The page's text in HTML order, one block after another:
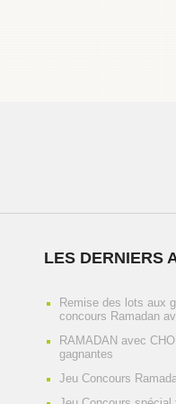
LES DERNIERS
Remise des lots aux
concours Ramadan
RAMADAN avec
gagnantes
Jeu Concours